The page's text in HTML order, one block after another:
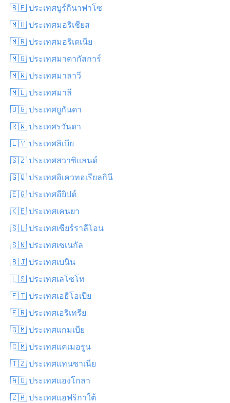
🇧🇫 ประเทศบูร์กินาฟาโซ
🇲🇺 ประเทศมอริเชียส
🇲🇷 ประเทศมอริเตเนีย
🇲🇬 ประเทศมาดากัสการ์
🇲🇼 ประเทศมาลาวี
🇲🇱 ประเทศมาลี
🇺🇬 ประเทศยูกันดา
🇷🇼 ประเทศรวันดา
🇱🇾 ประเทศลิเบีย
🇸🇿 ประเทศสวาซิแลนด์
🇬🇶 ประเทศอิเควทอเรียลกินี
🇪🇬 ประเทศอียิปต์
🇰🇪 ประเทศเคนยา
🇸🇱 ประเทศเซียร์ราลีโอน
🇸🇳 ประเทศเซเนกัล
🇧🇯 ประเทศเบนิน
🇱🇸 ประเทศเลโซโท
🇪🇹 ประเทศเอธิโอเปีย
🇪🇷 ประเทศเอริเทรีย
🇬🇲 ประเทศแกมเบีย
🇨🇲 ประเทศแคเมอรูน
🇹🇿 ประเทศแทนซาเนีย
🇦🇴 ประเทศแองโกลา
🇿🇦 ประเทศแอฟริกาใต้